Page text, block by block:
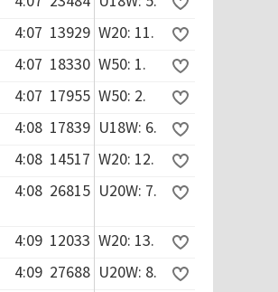
4:07 13929 W20: 11.
4:07 18330 W50: 1.
4:07 17955 W50: 2.
4:08 17839 U18W: 6.
4:08 14517 W20: 12.
4:08 26815 U20W: 7.
4:09 12033 W20: 13.
4:09 27688 U20W: 8.